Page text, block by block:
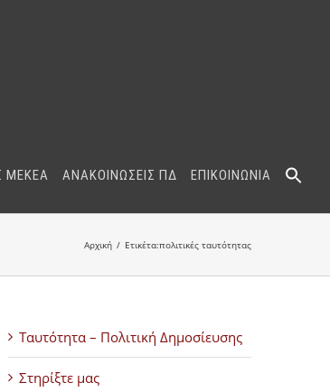
ΜΕΚΕΑ ΑΝΑΚΟΙΝΩΣΕΙΣ ΠΔ ΕΠΙΚΟΙΝΩΝΙΑ
Αρχική Ετικέτα:πολιτικές ταυτότητας
Ταυτότητα – Πολιτική Δημοσίευσης
Στηρίξτε μας